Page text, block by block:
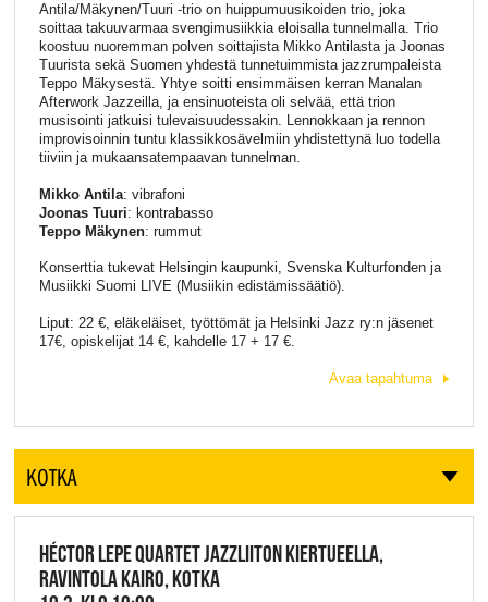
Antila/Mäkynen/Tuuri -trio on huippumuusikoiden trio, joka
soittaa takuuvarmaa svengimusiikkia eloisalla tunnelmalla. Trio
koostuu nuoremman polven soittajista Mikko Antilasta ja Joonas
Tuurista sekä Suomen yhdestä tunnetuimmista jazzrumpaleista
Teppo Mäkysestä. Yhtye soitti ensimmäisen kerran Manalan
Afterwork Jazzeilla, ja ensinuoteista oli selvää, että trion
musisointi jatkuisi tulevaisuudessakin. Lennokkaan ja rennon
improvisoinnin tuntu klassikkosävelmiin yhdistettynä luo todella
tiiviin ja mukaansatempaavan tunnelman.
Mikko Antila: vibrafoni
Joonas Tuuri: kontrabasso
Teppo Mäkynen: rummut
Konserttia tukevat Helsingin kaupunki, Svenska Kulturfonden ja
Musiikki Suomi LIVE (Musiikin edistämissäätiö).
Liput: 22 €, eläkeläiset, työttömät ja Helsinki Jazz ry:n jäsenet
17€, opiskelijat 14 €, kahdelle 17 + 17 €.
Avaa tapahtuma
KOTKA
HÉCTOR LEPE QUARTET JAZZLIITON KIERTUEELLA,
RAVINTOLA KAIRO, KOTKA